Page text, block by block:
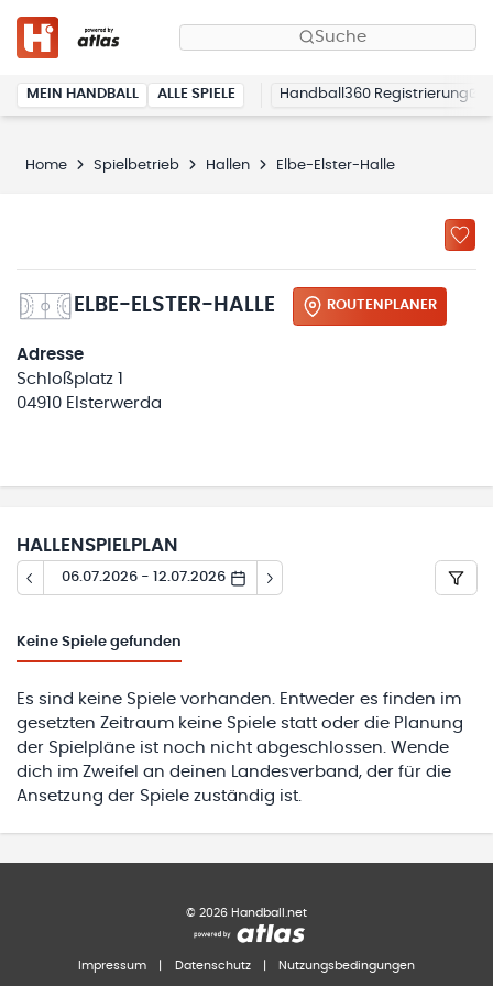
Suche
MEIN HANDBALL ALLE SPIELE Handball360 Registrierung
Home Spielbetrieb Hallen Elbe-Elster-Halle
ELBE-ELSTER-HALLE ROUTENPLANER
Adresse
Schloßplatz 1
04910 Elsterwerda
HALLENSPIELPLAN
06.07.2026 - 12.07.2026
Keine Spiele gefunden
Es sind keine Spiele vorhanden. Entweder es finden im
gesetzten Zeitraum keine Spiele statt oder die Planung
der Spielpläne ist noch nicht abgeschlossen. Wende
dich im Zweifel an deinen Landesverband, der für die
Ansetzung der Spiele zuständig ist.
© 2026 Handball.net
Impressum Datenschutz Nutzungsbedingungen